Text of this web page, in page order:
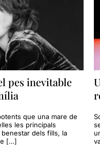
pes inevitable
que una mare de
les principals
dels fills, la
[…]